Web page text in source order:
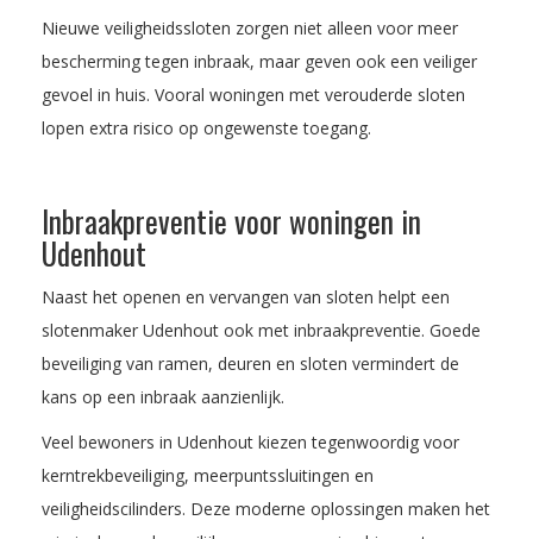
Nieuwe veiligheidssloten zorgen niet alleen voor meer
bescherming tegen inbraak, maar geven ook een veiliger
gevoel in huis. Vooral woningen met verouderde sloten
lopen extra risico op ongewenste toegang.
Inbraakpreventie voor woningen in
Udenhout
Naast het openen en vervangen van sloten helpt een
slotenmaker Udenhout ook met inbraakpreventie. Goede
beveiliging van ramen, deuren en sloten vermindert de
kans op een inbraak aanzienlijk.
Veel bewoners in Udenhout kiezen tegenwoordig voor
kerntrekbeveiliging, meerpuntssluitingen en
veiligheidscilinders. Deze moderne oplossingen maken het